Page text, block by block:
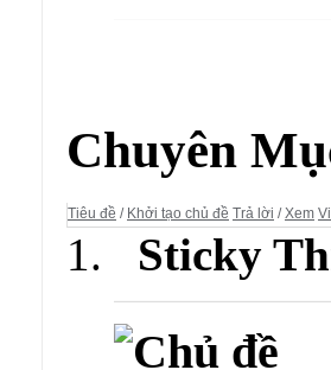
Chuyên
Tiêu đề / Khởi tạo chủ đề Trả lời /Xem
Sticky